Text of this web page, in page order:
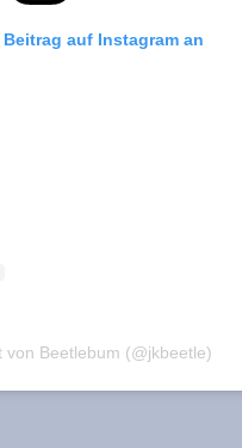
auf Instagram an
von Beetlebum (@jkbeetle)